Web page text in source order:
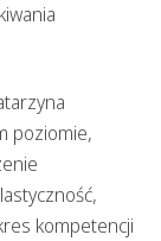
poziomie,
kompetencji